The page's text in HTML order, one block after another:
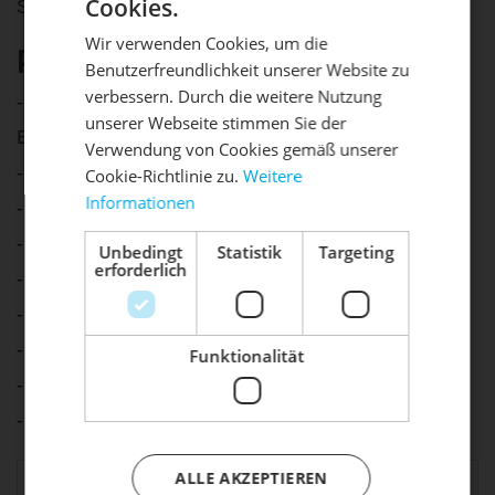
SPD MTB - Pedal XTR PD-M 9120
Produkteigenschaften:
- Achse aus Chrom-Molybdän mit Sechskant-
Befestigung
- Gedichtete Kompaktachseneinheit
- Leichter und schneller Einstieg
- Einstellbare Ein- und Ausstiegshärte
- Inklusive Schuhplatten, ohne Reflektoren
- Einsatzbereich: Off-Road
- Zweiseitig
- Silber/schwarz
- Mit Cleats
Paul Lange & CO.
X
DIE SONNE LACHT, DEIN
RAD ERWACHT
Mach dein Bike frühlingsfit - gönn
ihm den Service, den es verdient!
Dein Bike braucht Service, Wartung
oder ein Update?
Buche dir jetzt deinen Termin.
Cookies.
Wir verwenden Cookies, um die
Benutzerfreundlichkeit unserer Website zu
verbessern. Durch die weitere Nutzung
unserer Webseite stimmen Sie der
Verwendung von Cookies gemäß unserer
Cookie-Richtlinie zu.Weitere
Informationen
Unbedingt
erforderlich
Statistik Targeting
Funktionalität
ALLE AKZEPTIEREN